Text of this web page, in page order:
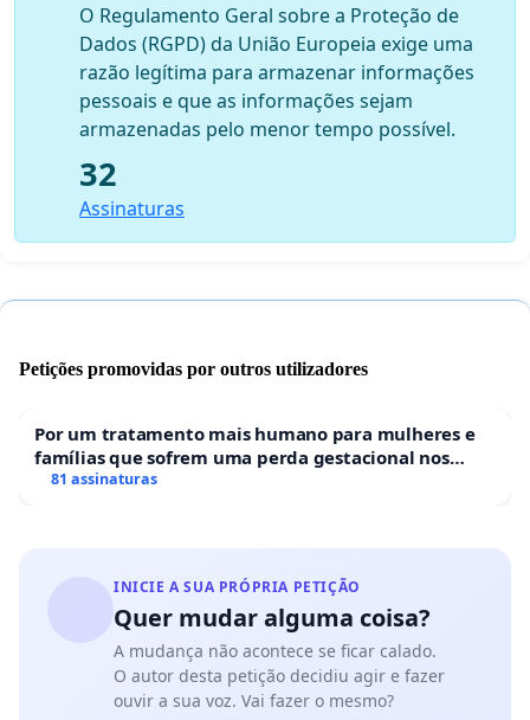
O Regulamento Geral sobre a Proteção de
Dados (RGPD) da União Europeia exige uma
razão legítima para armazenar informações
pessoais e que as informações sejam
armazenadas pelo menor tempo possível.
32
Assinaturas
Petições promovidas por outros utilizadores
Por um tratamento mais humano para mulheres e
famílias que sofrem uma perda gestacional nos
hospitais portugueses
81 assinaturas
INICIE A SUA PRÓPRIA PETIÇÃO
Quer mudar alguma coisa?
A mudança não acontece se ficar calado.
O autor desta petição decidiu agir e fazer
ouvir a sua voz. Vai fazer o mesmo?